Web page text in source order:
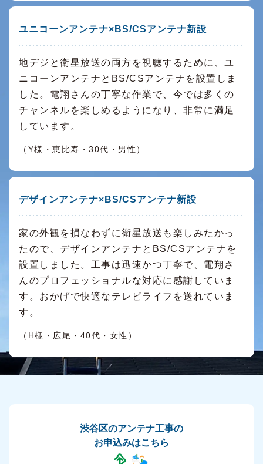
ユニコーンアンテナ×BS/CSアンテナ新設
地デジと衛星放送の両方を視聴するために、ユ
ニコーンアンテナとBS/CSアンテナを設置しま
した。電翔さんの丁寧な作業で、今では多くの
チャンネルを楽しめるようになり、非常に満足
しています。
（Y様・恵比寿・30代・男性）
デザインアンテナ×BS/CSアンテナ新設
家の外観を損なわずに衛星放送も楽しみたかっ
たので、デザインアンテナとBS/CSアンテナを
設置しました。工事は迅速かつ丁寧で、電翔さ
んのプロフェッショナルな対応に感謝していま
す。おかげで快適なテレビライフを送れていま
す。
（H様・広尾・40代・女性）
渋谷区のアンテナ工事の
お申込みはこちら